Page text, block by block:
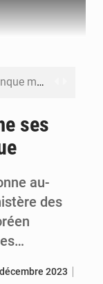
Sénégal : la Banque mondiale annonce un financement de 340 milliards FCFA pour soutenir les priorités de la Vision Sénégal 2050
Sénégal : Ousmane Diagne prêtera serment le 11 août comme président du Conseil constitutionnel
ses
au-
des
2023